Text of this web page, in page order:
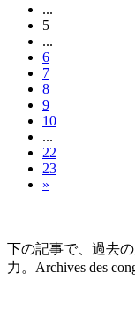
...
5
...
6
7
8
9
10
...
22
23
»
下の記事で、過去
力。Archives des